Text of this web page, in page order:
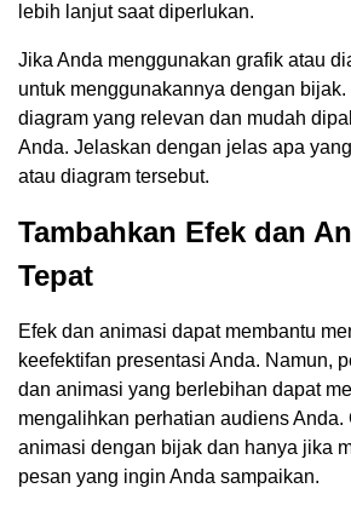
lebih lanjut saat diperlukan.
Jika Anda menggunakan grafik atau
untuk menggunakannya dengan
diagram yang relevan dan mudah
Anda. Jelaskan dengan jelas apa
atau diagram tersebut.
Tambahkan Efek dan
Tepat
Efek dan animasi dapat membantu
keefektifan presentasi Anda. Namun,
dan animasi yang berlebihan dapat
mengalihkan perhatian audiens Anda.
animasi dengan bijak dan hanya jika
pesan yang ingin Anda sampaikan.